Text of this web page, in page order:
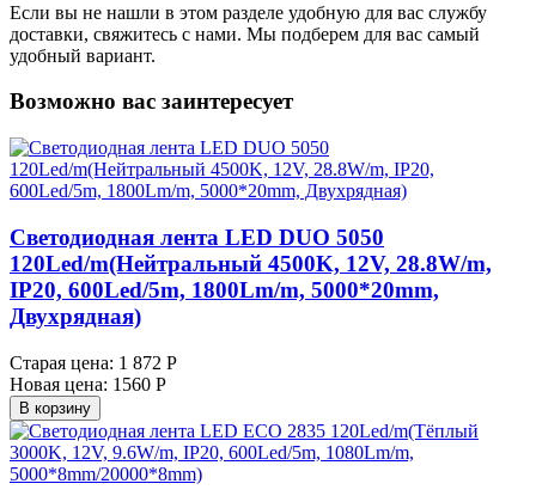
Если вы не нашли в этом разделе удобную для вас службу
доставки, свяжитесь с нами. Мы подберем для вас самый
удобный вариант.
Возможно вас заинтересует
Светодиодная лента LED DUO 5050
120Led/m(Нейтральный 4500K, 12V, 28.8W/m,
IP20, 600Led/5m, 1800Lm/m, 5000*20mm,
Двухрядная)
Старая цена: 1 872 Р
Новая цена: 1560 Р
В корзину